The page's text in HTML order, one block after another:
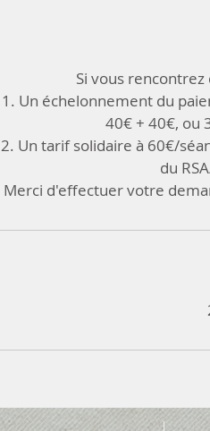
Si vous
1. Un échelonnement du
40€ + 40€, ou
2. Un tarif solidaire à 60€/
du
Merci d'effectuer votre